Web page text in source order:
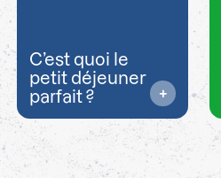
C’est quoi le
petit déjeuner
parfait ?